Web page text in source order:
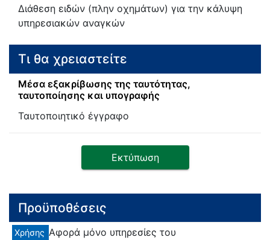
Διάθεση ειδών (πλην οχημάτων) για την κάλυψη
υπηρεσιακών αναγκών
Τι θα χρειαστείτε
Μέσα εξακρίβωσης της ταυτότητας,
ταυτοποίησης και υπογραφής
Ταυτοποιητικό έγγραφο
Εκτύπωση
Προϋποθέσεις
Χρήσης Αφορά μόνο υπηρεσίες του